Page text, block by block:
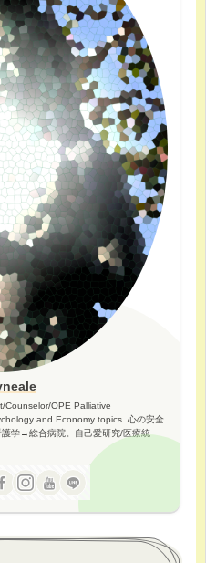
Counselor/OPE Palliative
and Economy topics. 心の安全
学→総合病院。自己愛研究/医療統